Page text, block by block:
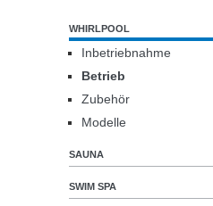
WHIRLPOOL
Inbetriebnahme
Betrieb
Zubehör
Modelle
SAUNA
SWIM SPA